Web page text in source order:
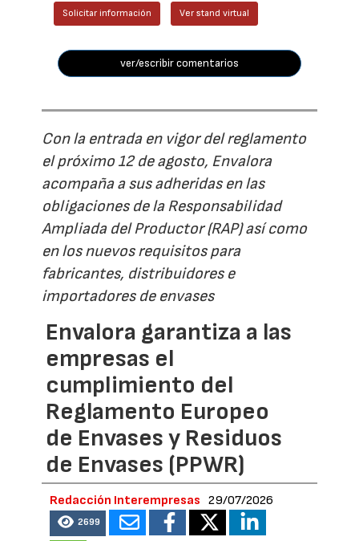
Solicitar información Ver stand virtual
ver/escribir comentarios
Con la entrada en vigor del reglamento
el próximo 12 de agosto, Envalora
acompaña a sus adheridas en las
obligaciones de la Responsabilidad
Ampliada del Productor (RAP) así como
en los nuevos requisitos para
fabricantes, distribuidores e
importadores de envases
Envalora garantiza a las
empresas el
cumplimiento del
Reglamento Europeo
de Envases y Residuos
de Envases (PPWR)
Redacción Interempresas 29/07/2026
2699